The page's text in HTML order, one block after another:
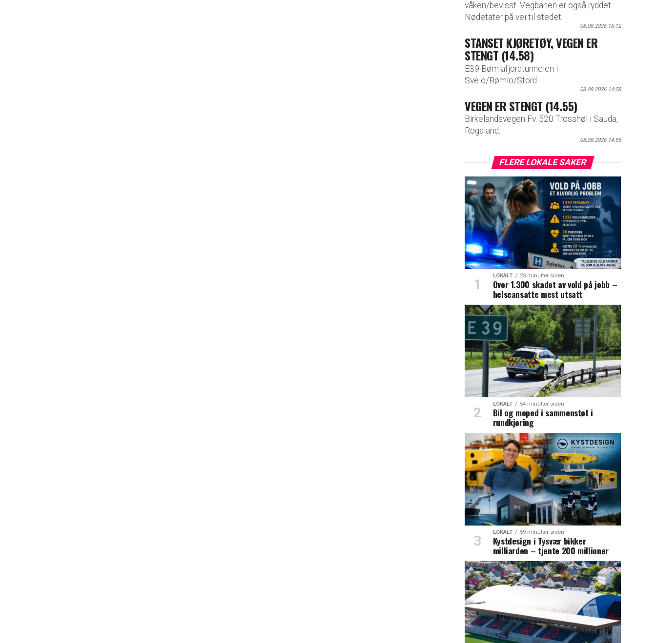
våken/bevisst. Vegbanen er også ryddet.
Nødetater på vei til stedet.
08.08.2026 16:12
STANSET KJØRETØY, VEGEN ER
STENGT (14.58)
E39 Bømlafjordtunnelen i
Sveio/Bømlo/Stord.
08.08.2026 14:58
VEGEN ER STENGT (14.55)
Birkelandsvegen Fv. 520 Trosshøl i Sauda,
Rogaland.
08.08.2026 14:55
FLERE LOKALE SAKER
LOKALT 23 minutter siden
Over 1.300 skadet av vold på jobb –
helseansatte mest utsatt
LOKALT 54 minutter siden
Bil og moped i sammenstøt i
rundkjøring
LOKALT 59 minutter siden
Kystdesign i Tysvær bikker
milliarden – tjente 200 millioner